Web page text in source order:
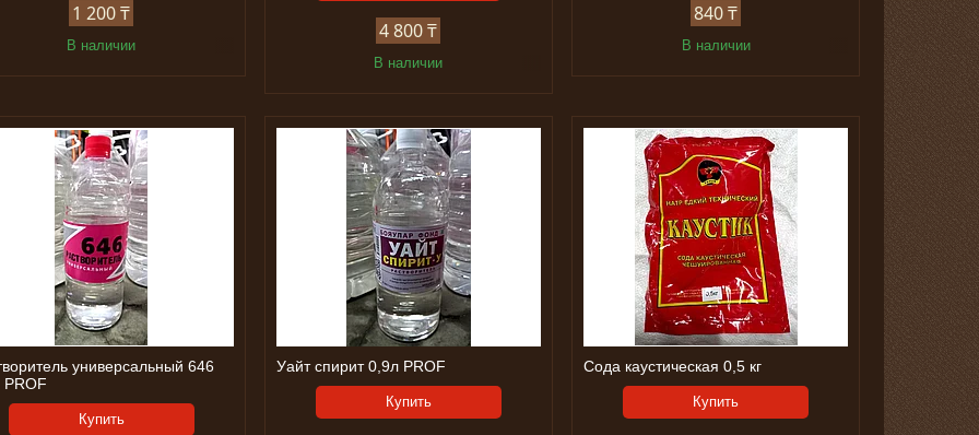
1 200 ₸
В наличии
4 800 ₸
В наличии
840 ₸
В наличии
универсальный 646
PROF
Купить
Уайт спирит 0,9л PROF
Купить
Сода каустическая 0,5 кг
Купить